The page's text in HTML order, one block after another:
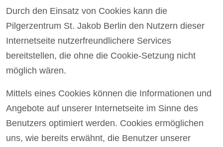
Durch den Einsatz von Cookies kann die
Pilgerzentrum St. Jakob Berlin den Nutzern dieser
Internetseite nutzerfreundlichere Services
bereitstellen, die ohne die Cookie-Setzung nicht
möglich wären.
Mittels eines Cookies können die Informationen und
Angebote auf unserer Internetseite im Sinne des
Benutzers optimiert werden. Cookies ermöglichen
uns, wie bereits erwähnt, die Benutzer unserer